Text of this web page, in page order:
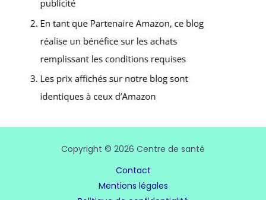
Copyright © 2026 Centre de santé
Contact
Mentions légales